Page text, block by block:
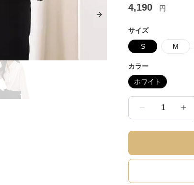
Next slide
4,190 円
サイズ
S M
カラー
ホワイト
1